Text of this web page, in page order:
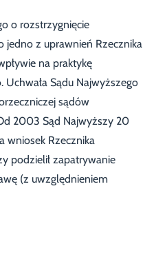
o rozstrzygnięcie
jedno z uprawnień Rzecznika
na praktykę
Sądu Najwyższego
sądów
2003 Sąd Najwyższy 20
wniosek Rzecznika
podzielił zapatrywanie
(z uwzględnieniem